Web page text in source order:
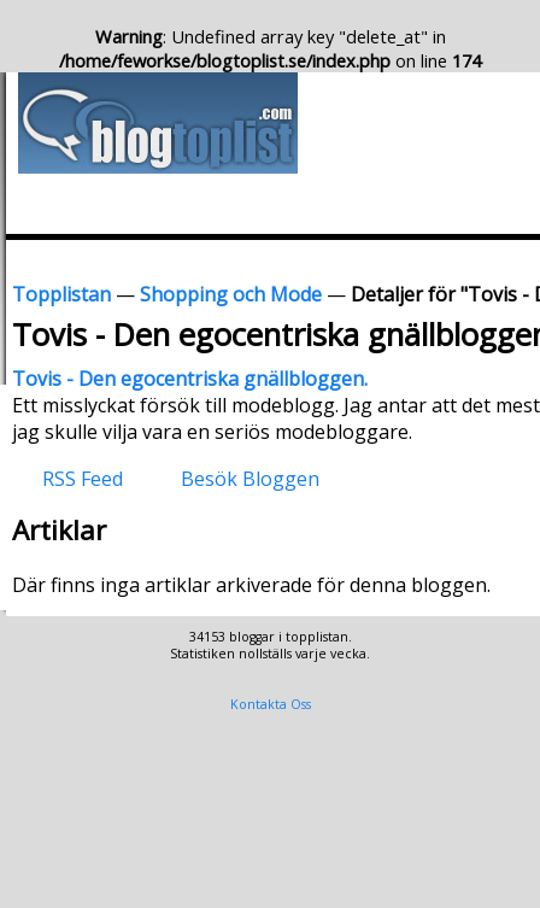
Warning: Undefined array key "delete_at" in
/home/feworkse/blogtoplist.se/index.php on line 174
Topplistan —Shopping och Mode — Detaljer för "Tovis -
Tovis - Den egocentriska
Tovis - Den egocentriska gnällbloggen.
Ett misslyckat försök till modeblogg. Jag antar att det
jag skulle vilja vara en seriös modebloggare.
RSS Feed
Besök Bloggen
Artiklar
Där finns inga artiklar arkiverade för denna bloggen.
34153 bloggar i topplistan.
Statistiken nollställs varje vecka.
Kontakta Oss